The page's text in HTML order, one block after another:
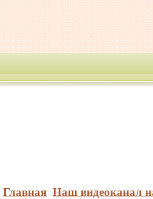
Главная Наш видеоканал